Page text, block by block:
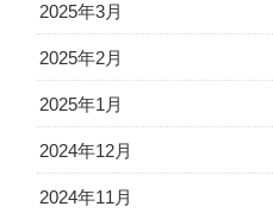
2025年3月
2025年2月
2025年1月
2024年12月
2024年11月